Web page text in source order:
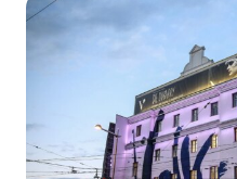
l
e
t
n
i